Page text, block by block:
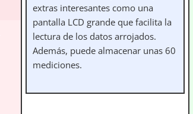
extras interesantes como una
pantalla LCD grande que facilita la
lectura de los datos arrojados.
Además, puede almacenar unas 60
mediciones.